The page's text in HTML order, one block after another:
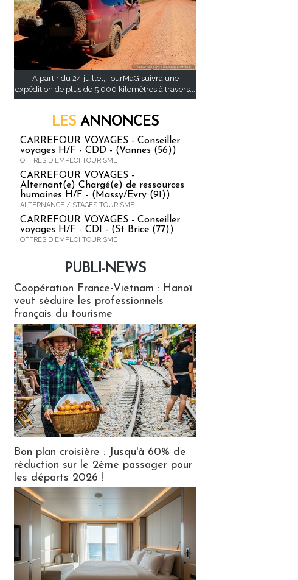
À partir du 24 juillet, TourMaG suivra une
expédition de plus de 5 000 kilomètres à travers...
LES ANNONCES
CARREFOUR VOYAGES - Conseiller
voyages H/F - CDD - (Vannes (56))
OFFRES D'EMPLOI TOURISME
CARREFOUR VOYAGES -
Alternant(e) Chargé(e) de ressources
humaines H/F - (Massy/Evry (91))
ALTERNANCE / STAGES TOURISME
CARREFOUR VOYAGES - Conseiller
voyages H/F - CDI - (St Brice (77))
OFFRES D'EMPLOI TOURISME
PUBLI-NEWS
Coopération France-Vietnam : Hanoï
veut séduire les professionnels
français du tourisme
Bon plan croisière : Jusqu'à 60% de
réduction sur le 2ème passager pour
les départs 2026 !